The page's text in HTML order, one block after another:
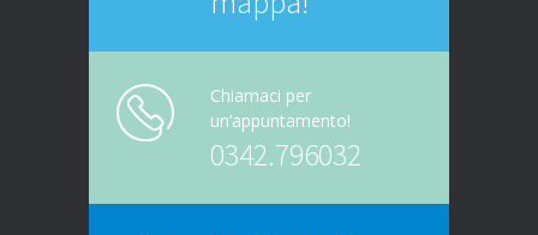
Chiamaci per
un’appuntamento!
0342.796032